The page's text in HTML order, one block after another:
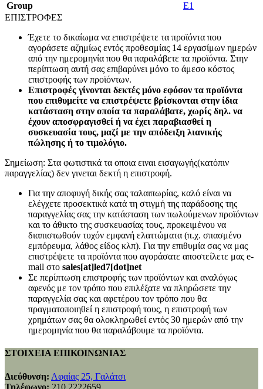
Group
E1
ΕΠΙΣΤΡΟΦΕΣ
Έχετε το δικαίωμα να επιστρέψετε τα προϊόντα που
αγοράσετε αζημίως εντός προθεσμίας 14 εργασίμων ημερών
από την ημερομηνία που θα παραλάβετε τα προϊόντα. Στην
περίπτωση αυτή σας επιβαρύνει μόνο το άμεσο κόστος
επιστροφής των προϊόντων.
Επιστροφές γίνονται δεκτές μόνο εφόσον τα προϊόντα
που επιθυμείτε να επιστρέψετε βρίσκονται στην ίδια
κατάσταση στην οποία τα παραλάβατε, χωρίς δηλ. να
έχουν αποσφραγισθεί ή να έχει παραβιασθεί η
συσκευασία τους, μαζί με την απόδειξη λιανικής
πώλησης ή το τιμολόγιο.
Σημείωση: Στα φωτιστικά τα οποια ειναι εισαγωγής(κατόπιν
παραγγελίας) δεν γινεται δεκτή η επιστροφή.
Για την αποφυγή δικής σας ταλαιπωρίας, καλό είναι να
ελέγχετε προσεκτικά κατά τη στιγμή της παράδοσης της
παραγγελίας σας την κατάσταση των πωλούμενων προϊόντων
και το άθικτο της συσκευασίας τους, προκειμένου να
διαπιστωθούν τυχόν εμφανή ελαττώματα (π.χ. σπασμένο
εμπόρευμα, λάθος είδος κλπ). Για την επιθυμία σας να μας
επιστρέψετε τα προϊόντα που αγοράσατε αποστείλετε μας e-
mail στο sales[at]led7[dot]net
Σε περίπτωση επιστροφής των προϊόντων και αναλόγως
αφενός με τον τρόπο που επιλέξατε να πληρώσετε την
παραγγελία σας και αφετέρου τον τρόπο που θα
πραγματοποιηθεί η επιστροφή τους, η επιστροφή των
χρημάτων σας θα ολοκληρωθεί εντός 30 ημερών από την
ημερομηνία που θα παραλάβουμε τα προϊόντα.
ΣΤΟΙΧΕΙΑ ΕΠΙΚΟΙΝΩΝΙΑΣ
Διεύθυνση: Αφαίας 25, Γαλάτσι
Τηλέφωνο: 210 2222659